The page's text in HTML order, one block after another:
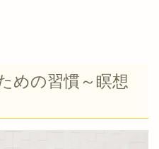
めの習慣～瞑想